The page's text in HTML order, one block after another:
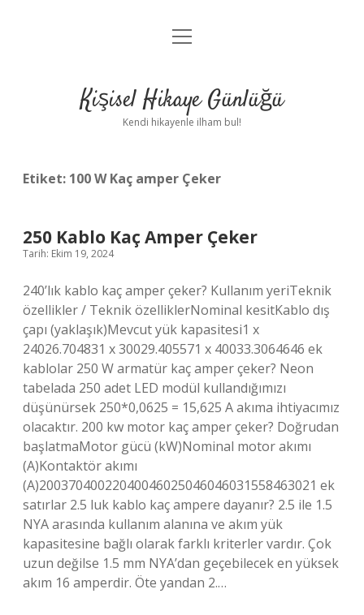
Anasayfa
Yasal Uyarı
menüyü
Kişisel Hikaye Günlüğü
Kendi hikayenle ilham bul!
Etiket: 100 W Kaç amper Çeker
250 Kablo Kaç Amper Çeker
Tarih: Ekim 19, 2024
240’lık kablo kaç amper çeker? Kullanım yeriTeknik
özellikler / Teknik özelliklerNominal kesitKablo dış
çapı (yaklaşık)Mevcut yük kapasitesi1 x
24026.704831 x 30029.405571 x 40033.3064646 ek
kablolar 250 W armatür kaç amper çeker? Neon
tabelada 250 adet LED modül kullandığımızı
düşünürsek 250*0,0625 = 15,625 A akıma ihtiyacımız
olacaktır. 200 kw motor kaç amper çeker? Doğrudan
başlatmaMotor gücü (kW)Nominal motor akımı
(A)Kontaktör akımı
(A)20037040022040046025046046031558463021 ek
satırlar 2.5 luk kablo kaç ampere dayanır? 2.5 ile 1.5
NYA arasında kullanım alanına ve akım yük
kapasitesine bağlı olarak farklı kriterler vardır. Çok
uzun değilse 1.5 mm NYA’dan geçebilecek en yüksek
akım 16 amperdir. Öte yandan 2.…